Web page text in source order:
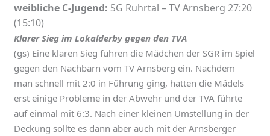
weibliche C-Jugend: SG Ruhrtal – TV Arnsberg 27:20
(15:10)
Klarer Sieg im Lokalderby gegen den TVA
(gs) Eine klaren Sieg fuhren die Mädchen der SGR im Spiel
gegen den Nachbarn vom TV Arnsberg ein. Nachdem
man schnell mit 2:0 in Führung ging, hatten die Mädels
erst einige Probleme in der Abwehr und der TVA führte
auf einmal mit 6:3. Nach einer kleinen Umstellung in der
Deckung sollte es dann aber auch mit der Arnsberger